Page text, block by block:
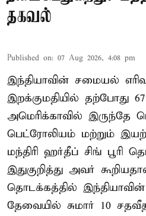
தகவல்
Published on: 07 Aug 2026, 4:08 pm
இந்தியாவின் சமையல்
இறக்குமதியில் தற்போது
அமெரிக்காவில் இருந்தே
பெட்ரோலியம் மற்றும்
மந்திரி ஹர்தீப் சிங் பூரி
இதுகுறித்து அவர்
தொடக்கத்தில்
தேவையில் சுமார் 10